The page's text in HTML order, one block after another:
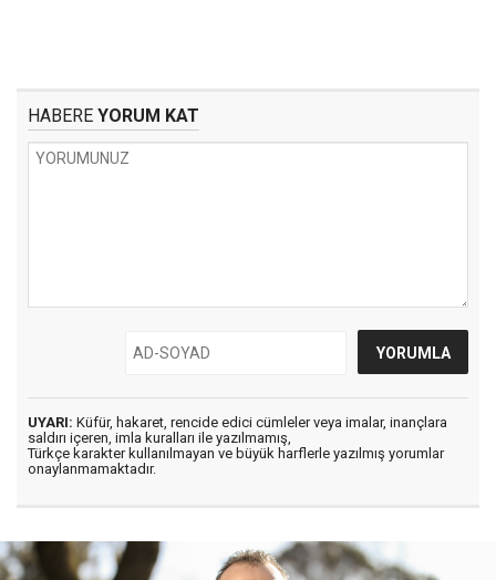
HABERE YORUM KAT
UYARI: Küfür, hakaret, rencide edici cümleler veya imalar, inançlara
saldırı içeren, imla kuralları ile yazılmamış,
Türkçe karakter kullanılmayan ve büyük harflerle yazılmış yorumlar
onaylanmamaktadır.